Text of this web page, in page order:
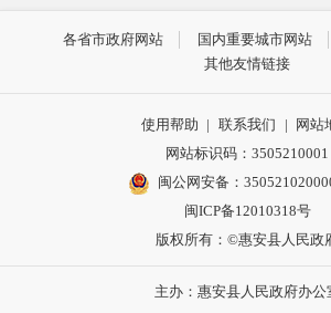
开：
2.在惠安县档案馆等设置政府信
所，为公民、法人和其他组织提供信息
3.官方微信“惠安县退役军人事
各省市政府网站 国内重要城市网站
其他友情链接
使用帮助 | 联系我们 |
网站
网站标识码：3505210001
闽公网安备：
闽ICP备12010318号
版权所有：©惠安县人民政
主办：惠安县人民政府办公